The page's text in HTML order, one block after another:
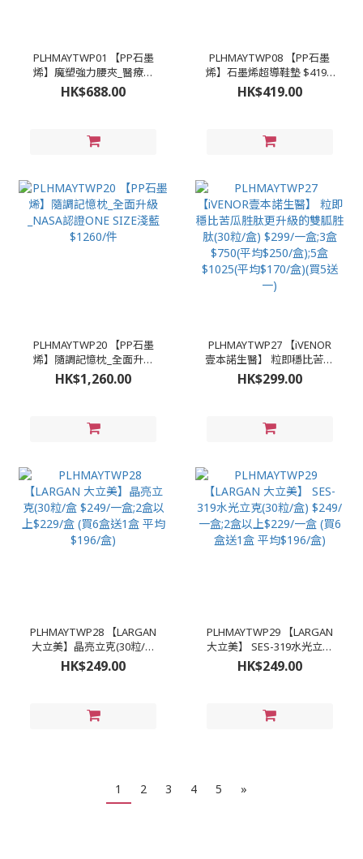
PLHMAYTWP01 【PP石墨
烯】魔塑強力腰夾_醫療級
$688/件;2件以上$580/1件
#A.M-L(22-34吋) #B.XL-
HK$688.00
PLHMAYTWP08 【PP石墨
烯】石墨烯超導鞋墊 $419 /
對;2對以上$368/對;3對以上
336/對 #A男(24.5-30CM) #B
HK$419.00
PLHMAYTWP20 【PP石墨
烯】隨調記憶枕_全面升級
_NASA認證ONE SIZE淺藍
$1260/件
HK$1,260.00
PLHMAYTWP27 【iVENOR
壹本諾生醫】 粒即穩比苦瓜
胜肽更升級的雙胍胜肽(30
粒/盒) $299/一盒;3盒
一)
HK$299.00
PLHMAYTWP28 【LARGAN
大立美】晶亮立克(30粒/盒
$249/一盒;2盒以上$229/盒
(買6盒送1盒 平均$196/盒)
HK$249.00
PLHMAYTWP29 【LARGAN
大立美】 SES-319水光立克
(30粒/盒) $249/一盒;2盒以
上$229/一盒 (買6盒送1盒 平
HK$249.00
1 2 3 4 5 »